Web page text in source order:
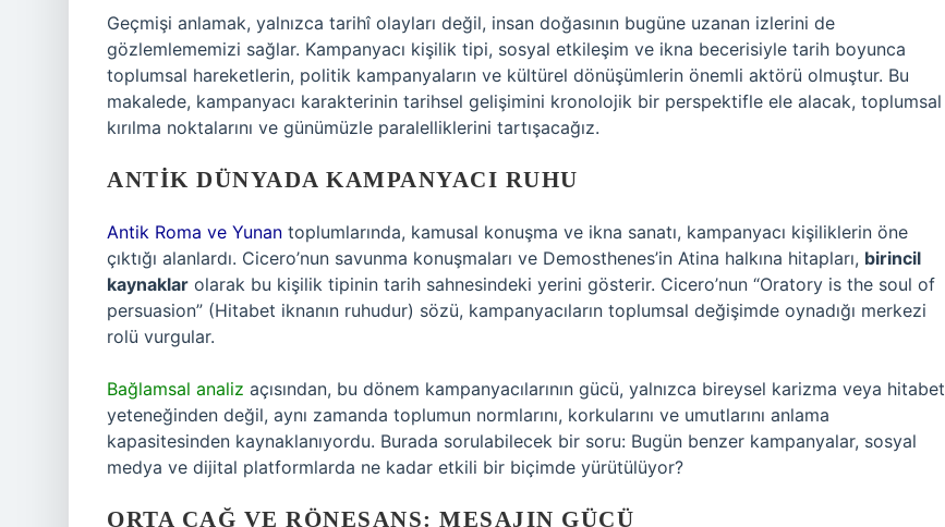
Geçmişi anlamak, yalnızca tarihî olayları değil, insan doğasının bugüne uzanan izlerini de
gözlemlememizi sağlar. Kampanyacı kişilik tipi, sosyal etkileşim ve ikna becerisiyle tarih boyunca
toplumsal hareketlerin, politik kampanyaların ve kültürel dönüşümlerin önemli aktörü olmuştur. Bu
makalede, kampanyacı karakterinin tarihsel gelişimini kronolojik bir perspektifle ele alacak, toplumsal
kırılma noktalarını ve günümüzle paralelliklerini tartışacağız.
ANTIK DÜNYADA KAMPANYACI RUHU
Antik Roma ve Yunan toplumlarında, kamusal konuşma ve ikna sanatı, kampanyacı kişiliklerin öne
çıktığı alanlardı. Cicero’nun savunma konuşmaları ve Demosthenes’in Atina halkına hitapları, birincil
kaynaklar olarak bu kişilik tipinin tarih sahnesindeki yerini gösterir. Cicero’nun “Oratory is the soul of
persuasion” (Hitabet iknanın ruhudur) sözü, kampanyacıların toplumsal değişimde oynadığı merkezi
rolü vurgular.
Bağlamsal analiz açısından, bu dönem kampanyacılarının gücü, yalnızca bireysel karizma veya hitabet
yeteneğinden değil, aynı zamanda toplumun normlarını, korkularını ve umutlarını anlama
kapasitesinden kaynaklanıyordu. Burada sorulabilecek bir soru: Bugün benzer kampanyalar, sosyal
medya ve dijital platformlarda ne kadar etkili bir biçimde yürütülüyor?
ORTA ÇAĞ VE RÖNESANS: MESAJIN GÜCÜ